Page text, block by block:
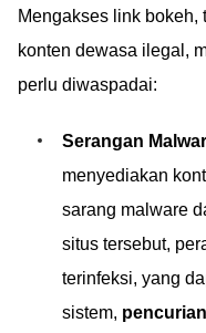
Mengakses link bokeh,
konten dewasa ilegal,
perlu diwaspadai:
Serangan
menyediakan
sarang malware
situs tersebut,
terinfeksi, yang
sistem,